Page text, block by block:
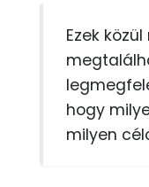
Ezek
hogy
milyen